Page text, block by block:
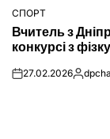
ОПУБЛІКУВАТИ
У
СПОРТ
Вчитель з
конкурсі з
on27.02.2026